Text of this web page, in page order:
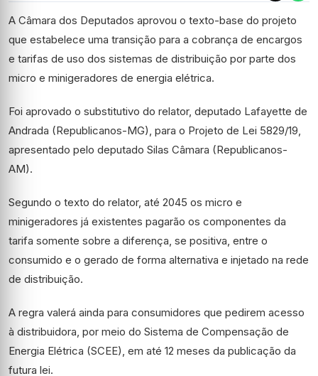
A Câmara dos Deputados aprovou o texto-base do projeto
que estabelece uma transição para a cobrança de encargos
e tarifas de uso dos sistemas de distribuição por parte dos
micro e minigeradores de energia elétrica.
Foi aprovado o substitutivo do relator, deputado Lafayette de
Andrada (Republicanos-MG), para o Projeto de Lei 5829/19,
apresentado pelo deputado Silas Câmara (Republicanos-
AM).
Segundo o texto do relator, até 2045 os micro e
minigeradores já existentes pagarão os componentes da
tarifa somente sobre a diferença, se positiva, entre o
consumido e o gerado de forma alternativa e injetado na rede
de distribuição.
A regra valerá ainda para consumidores que pedirem acesso
à distribuidora, por meio do Sistema de Compensação de
Energia Elétrica (SCEE), em até 12 meses da publicação da
futura lei.